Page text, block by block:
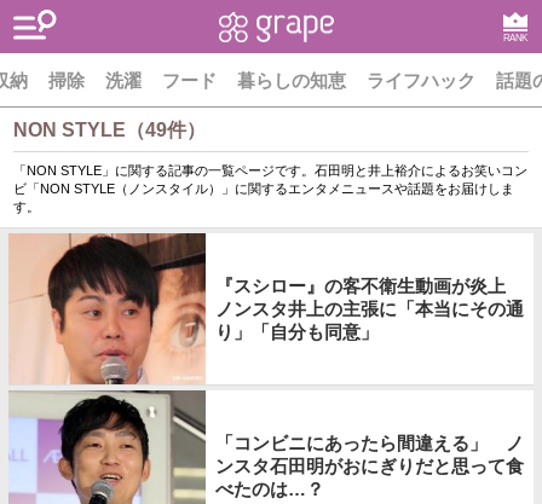
RANK
納 掃除 洗濯 フード 暮らしの知恵 ライフハック 話題
NON STYLE（49件）
「NON STYLE」に関する記事の一覧ページです。石田明と井上裕介によるお笑いコン
ビ「NON STYLE（ノンスタイル）」に関するエンタメニュースや話題をお届けしま
す。
『スシロー』の客不衛生動画が炎上
ノンスタ井上の主張に「本当にその通
り」「自分も同意」
「コンビニにあったら間違える」 ノ
ンスタ石田明がおにぎりだと思って食
べたのは…？